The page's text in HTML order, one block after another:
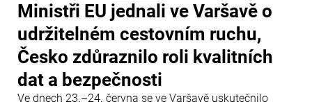
Ministři EU jednali ve Varšavě o
udržitelném cestovním ruchu,
Česko zdůraznilo roli kvalitních
dat a bezpečnosti
Ve dnech 23.–24. června se ve Varšavě uskutečnilo